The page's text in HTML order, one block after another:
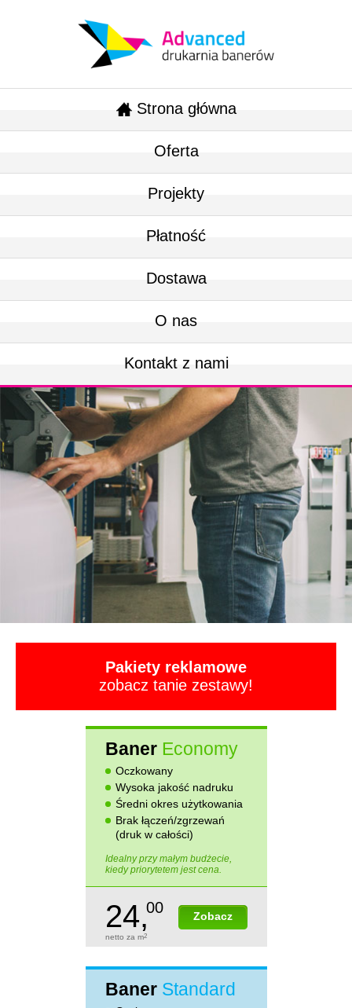
Strona główna
Oferta
Projekty
Płatność
Dostawa
O nas
Kontakt z nami
Pakiety reklamowe
zobacz tanie zestawy!
Baner Economy
Oczkowany
Wysoka jakość nadruku
Średni okres użytkowania
Brak łączeń/zgrzewań
(druk w całości)
Idealny przy małym budżecie,
kiedy priorytetem jest cena.
Zobacz
24,00
netto za m2
Baner Standard